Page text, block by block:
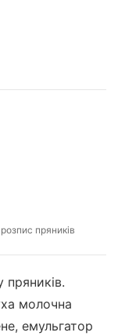
розпис пряників
пряників.
молочна
емульгатор